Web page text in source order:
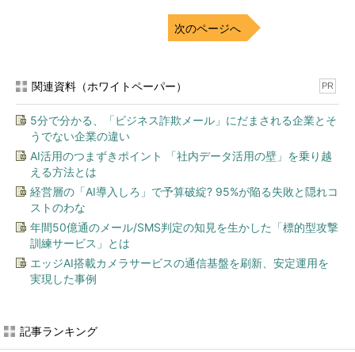
次のページへ
関連資料（ホワイトペーパー） PR
5分で分かる、「ビジネス詐欺メール」にだまされる企業とそ
うでない企業の違い
AI活用のつまずきポイント 「社内データ活用の壁」を乗り越
える方法とは
経営層の「AI導入しろ」で予算破綻? 95%が陥る失敗と隠れコ
ストのわな
年間50億通のメール/SMS判定の知見を生かした「標的型攻撃
訓練サービス」とは
エッジAI搭載カメラサービスの通信基盤を刷新、安定運用を
実現した事例
記事ランキング